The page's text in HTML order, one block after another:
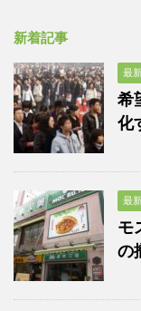
新着記事
最
希
化
最
モ
の